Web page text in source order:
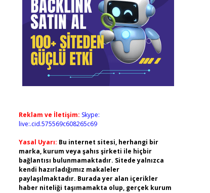
Reklam ve İletişim: Skype:
live:.cid.575569c608265c69
Yasal Uyarı: Bu internet sitesi, herhangi bir
marka, kurum veya şahıs şirketi ile hiçbir
bağlantısı bulunmamaktadır. Sitede yalnızca
kendi hazırladığımız makaleler
paylaşılmaktadır. Burada yer alan içerikler
haber niteliği taşımamakta olup, gerçek kurum